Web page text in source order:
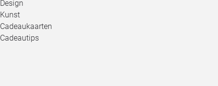
Design
Kunst
Cadeaukaarten
Cadeautips